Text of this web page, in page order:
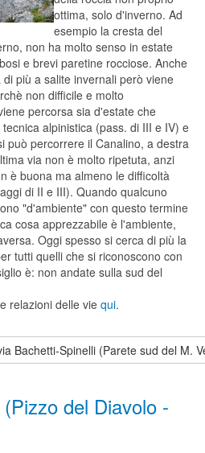
ottima, solo d'inverno. Ad
esempio la cresta del
non ha molto senso in estate
e brevi paretine rocciose. Anche
più a salite invernali però viene
non difficile e molto
percorsa sia d'estate che
alpinistica (pass. di III e IV) e
può percorrere il Canalino, a destra
via non è molto ripetuta, anzi
è buona ma almeno le difficoltà
di II e III). Quando qualcuno
"d'ambiente" con questo termine
cosa apprezzabile è l'ambiente,
Oggi spesso si cerca di più la
tutti quelli che si riconoscono con
è: non andate sulla sud del
relazioni delle vie qui.
Bachetti-Spinelli (Parete sud del M.
del Diavolo -